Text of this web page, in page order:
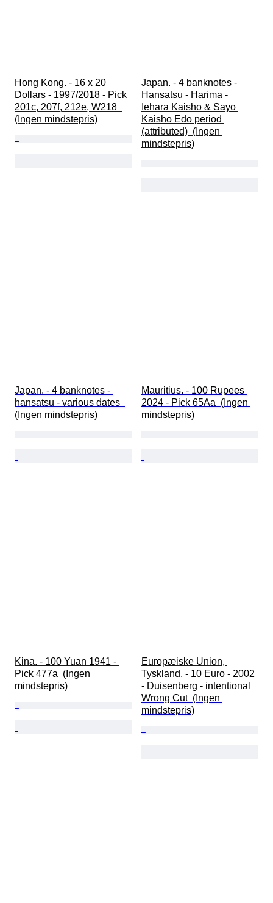
Hong Kong. - 16 x 20
Dollars - 1997/2018 - Pick
201c, 207f, 212e, W218
(Ingen mindstepris)
Japan. - 4 banknotes -
Hansatsu - Harima -
Iehara Kaisho & Sayo
Kaisho Edo period
(attributed)  (Ingen
mindstepris)
Japan. - 4 banknotes -
hansatsu - various dates
(Ingen mindstepris)
Mauritius. - 100 Rupees
2024 - Pick 65Aa  (Ingen
mindstepris)
Kina. - 100 Yuan 1941 -
Pick 477a  (Ingen
mindstepris)
Europæiske Union,
Tyskland. - 10 Euro - 2002
- Duisenberg - intentional
Wrong Cut  (Ingen
mindstepris)